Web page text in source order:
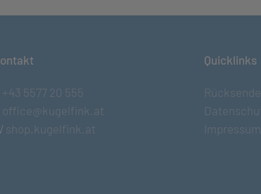
+43 5577 20 555
office@kugelfink.at
shop.kugelfink.at
Quicklinks
Impressum